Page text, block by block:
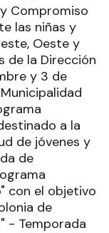
Compromiso
las niñas y
Oeste y
de la Dirección
y 3 de
a la
de jóvenes y
de
con el objetivo
de
- Temporada